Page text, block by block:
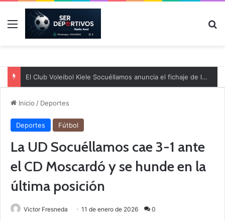
Menú
El Club Voleibol Kiele Socuéllamos anuncia el fichaje de la central norteamericana Morgan Thurlow para la temporada 2026/2027
Inicio / Deportes
Deportes Fútbol
La UD Socuéllamos cae 3-1 ante
el CD Moscardó y se hunde en la
última posición
Victor Fresneda 11 de enero de 2026 0